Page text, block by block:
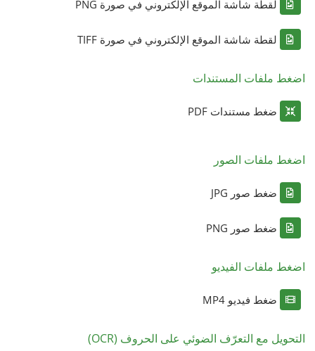
لقطة شاشة الموقع الإلكتروني في صورة PNG
لقطة شاشة الموقع الإلكتروني في صورة TIFF
اضغط ملفات المستندات
ضغط مستندات PDF
اضغط ملفات الصور
ضغط صور JPG
ضغط صور PNG
اضغط ملفات الفيديو
ضغط فيديو MP4
التحويل مع التعرّف الضوئي على الحروف (OCR)